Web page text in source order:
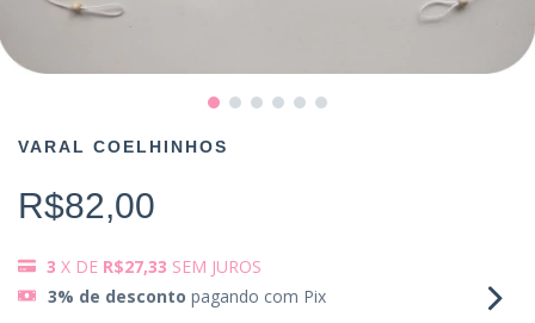
VARAL COELHINHOS
R$82,00
3 X DE R$27,33 SEM JUROS
3% de desconto pagando com Pix